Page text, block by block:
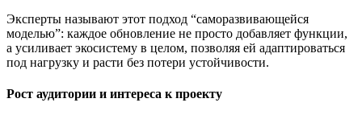
Эксперты называют этот подход “саморазвивающейся
моделью”: каждое обновление не просто добавляет функции,
а усиливает экосистему в целом, позволяя ей адаптироваться
под нагрузку и расти без потери устойчивости.
Рост аудитории и интереса к проекту